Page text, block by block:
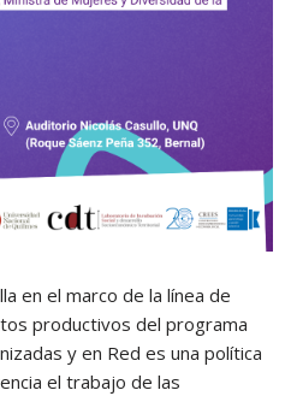
en el marco de la línea de
productivos del programa
y en Red es una política
el trabajo de las